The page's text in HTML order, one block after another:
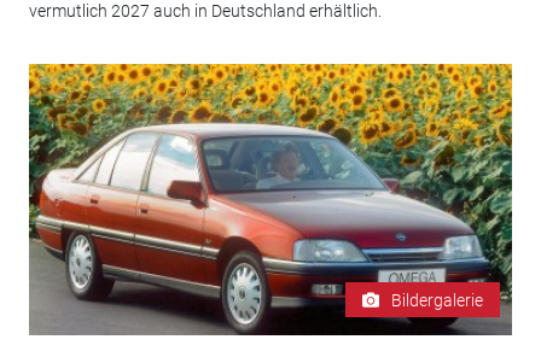
vermutlich 2027 auch in Deutschland erhältlich.
Bildergalerie